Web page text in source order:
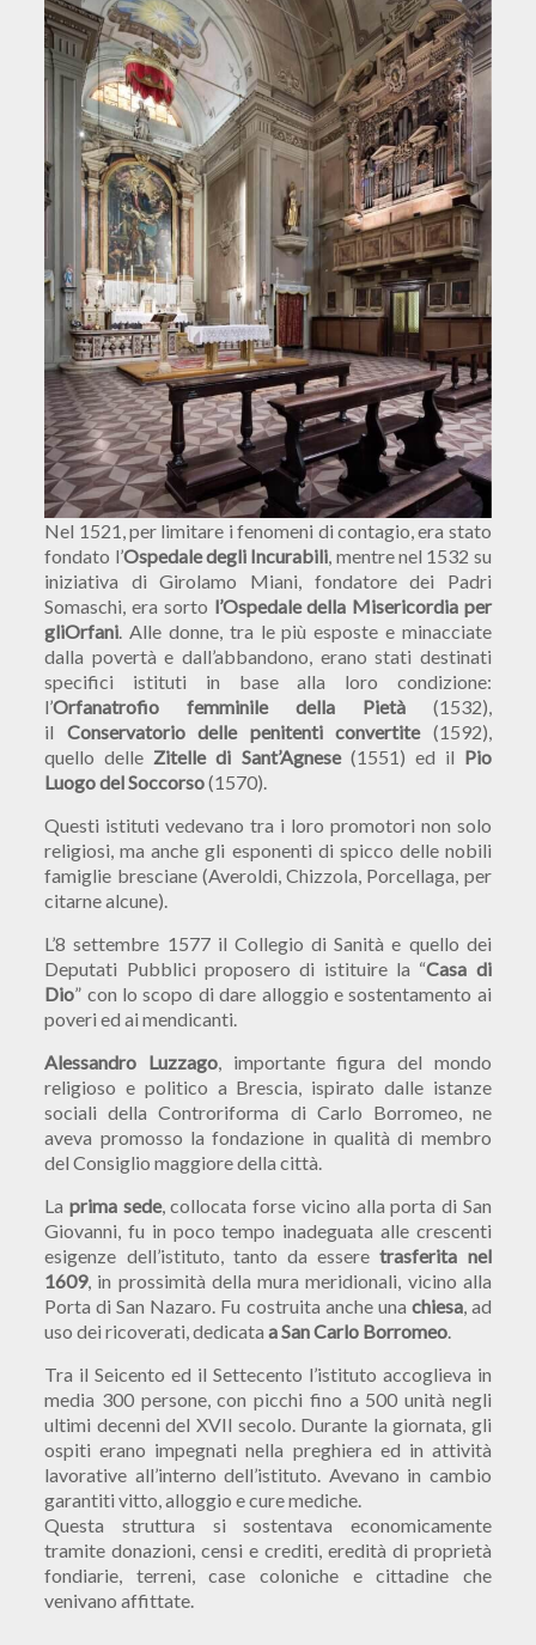
Nel 1521, per limitare i fenomeni di contagio, era stato
fondato l’Ospedale degli Incurabili , mentre nel 1532 su
iniziativa di Girolamo Miani, fondatore dei Padri
Somaschi, era sorto l’Ospedale della Misericordia per
gliOrfani . Alle donne, tra le più esposte e minacciate
dalla povertà e dall’abbandono, erano stati destinati
specifici istituti in base alla loro condizione:
l’Orfanatrofio femminile della Pietà (1532),
il Conservatorio delle penitenti convertite(1592),
quello delle Zitelle di Sant’Agnese(1551) ed il Pio
Luogo del Soccorso(1570).
Questi istituti vedevano tra i loro promotori non solo
religiosi, ma anche gli esponenti di spicco delle nobili
famiglie bresciane (Averoldi, Chizzola, Porcellaga, per
citarne alcune).
L’8 settembre 1577 il Collegio di Sanità e quello dei
Deputati Pubblici proposero di istituire la “Casa di
Dio” con lo scopo di dare alloggio e sostentamento ai
poveri ed ai mendicanti.
Alessandro Luzzago, importante figura del mondo
religioso e politico a Brescia, ispirato dalle istanze
sociali della Controriforma di Carlo Borromeo, ne
aveva promosso la fondazione in qualità di membro
del Consiglio maggiore della città.
Laprima sede, collocata forse vicino alla porta di San
Giovanni, fu in poco tempo inadeguata alle crescenti
esigenze dell’istituto, tanto da esseretrasferita nel
1609, in prossimità della mura meridionali, vicino alla
Porta di San Nazaro. Fu costruita anche una chiesa, ad
uso dei ricoverati, dedicataa San Carlo Borromeo
Tra il Seicento ed il Settecento l’istituto accoglieva in
media 300 persone, con picchi fino a 500 unità negli
ultimi decenni del XVII secolo. Durante la giornata, gli
ospiti erano impegnati nella preghiera ed in attività
lavorative all’interno dell’istituto. Avevano in cambio
garantiti vitto, alloggio e cure mediche.
Questa struttura si sostentava economicamente
tramite donazioni, censi e crediti, eredità di proprietà
fondiarie, terreni, case coloniche e cittadine che
venivano affittate.